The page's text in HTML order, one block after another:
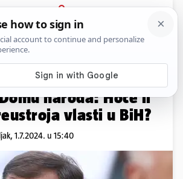
PRIJAVA
News Komentari
bez kontrolnog
naroda: Hoće li
vlasti u BiH?
1.7.2024. u 15:40